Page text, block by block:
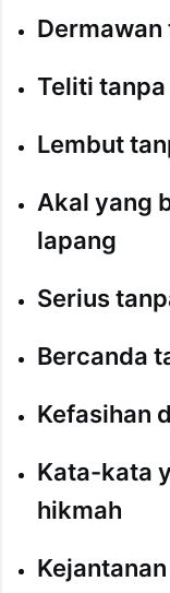
Teliti
Lembut
Akal yang
lapang
Serius
Bercanda
Kefasihan
Kata-kata
hikmah